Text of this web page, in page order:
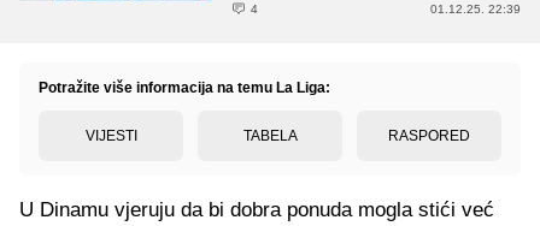
4 01.12.25. 22:39
Potražite više informacija na temu La Liga:
VIJESTI TABELA RASPORED
U Dinamu vjeruju da bi dobra ponuda mogla stići već